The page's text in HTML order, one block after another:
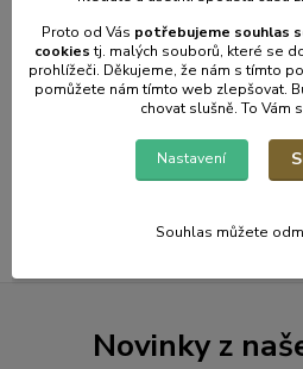
Přidat do košíku
strana
Novinky z
Proto od Vás potřebujeme souhlas s
cookiestj. malých souborů, které se
prohlížeči. Děkujeme, že nám s tímto
pomůžete nám tímto web zlepšovat.
chovat slušně. To Vám
Nastavení
Souhlas můžete